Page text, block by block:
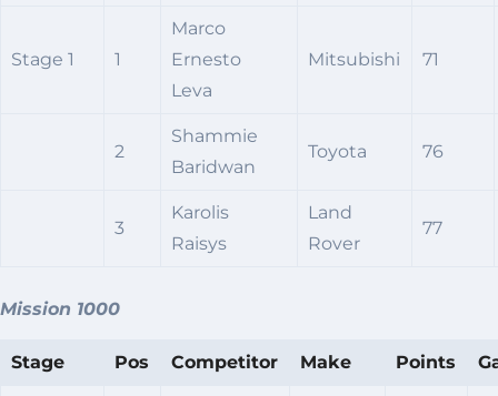
Stage 1 1
Marco
Ernesto
Leva
Mitsubishi 71
2
Shammie
Baridwan
Toyota 76
3
Karolis
Raisys
Land
Rover
77
Mission 1000
Stage Pos Competitor Make Points